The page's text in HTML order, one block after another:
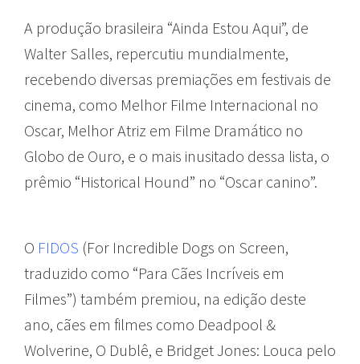
A produção brasileira “Ainda Estou Aqui”, de
Walter Salles, repercutiu mundialmente,
recebendo diversas premiações em festivais de
cinema, como Melhor Filme Internacional no
Oscar, Melhor Atriz em Filme Dramático no
Globo de Ouro, e o mais inusitado dessa lista, o
prêmio “Historical Hound” no “Oscar canino”.
O FIDOS (For Incredible Dogs on Screen,
traduzido como “Para Cães Incríveis em
Filmes”) também premiou, na edição deste
ano, cães em filmes como Deadpool &
Wolverine, O Dublê, e Bridget Jones: Louca pelo